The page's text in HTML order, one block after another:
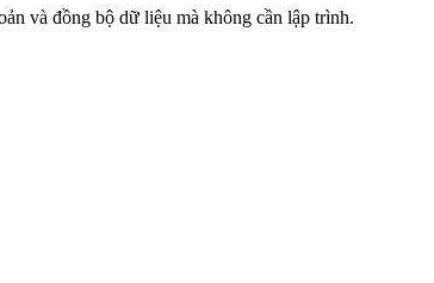
và đồng bộ dữ liệu mà không cần lập trình.